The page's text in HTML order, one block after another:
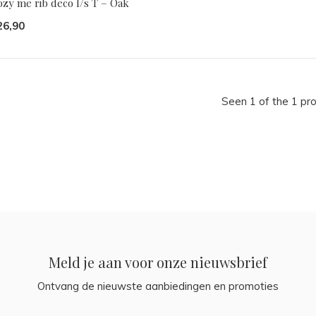
Seen 1 of the 1
Meld je aan voor onze nieuwsbrief
Ontvang de nieuwste aanbiedingen en promoties